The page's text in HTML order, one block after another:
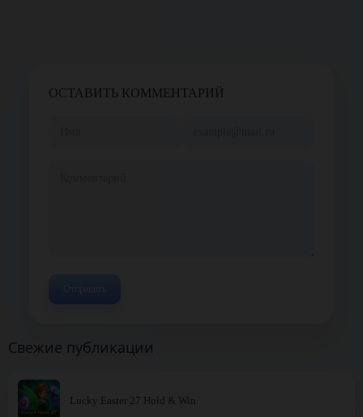
ОСТАВИТЬ КОММЕНТАРИЙ
Свежие публикации
Lucky Easter 27 Hold & Win